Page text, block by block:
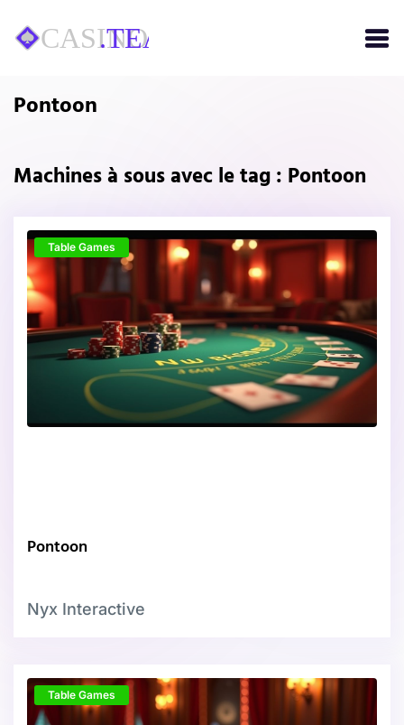
Pontoon
Machines à sous avec le tag : Pontoon
Table Games
Pontoon
Nyx Interactive
Table Games